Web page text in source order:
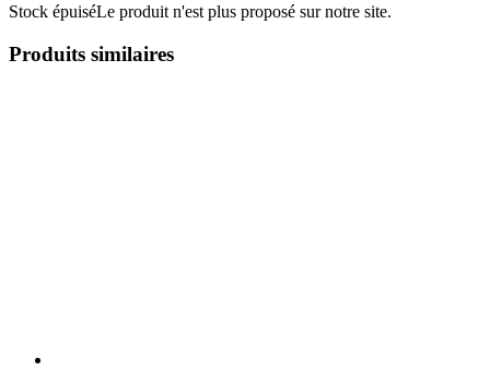
Stock épuiséLe produit n'est plus proposé sur notre site.
Produits similaires